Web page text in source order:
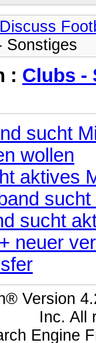
Discuss
Sonstiges
: Clubs -
sucht
wollen
aktives
sucht
neuer
Version
Inc. All
Engine